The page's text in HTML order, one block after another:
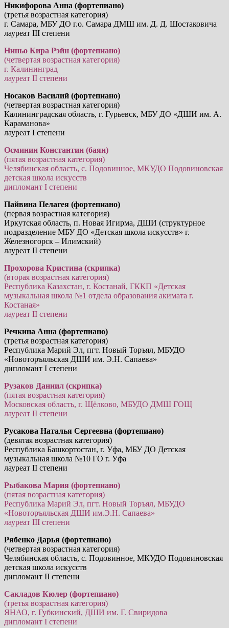
Никифорова Анна (фортепиано)
(третья возрастная категория)
г. Самара, МБУ ДО г.о. Самара ДМШ им. Д. Д. Шостаковича
лауреат III степени
Ниньо Кира Рэйн (фортепиано)
(четвертая возрастная категория)
г. Калининград
лауреат II степени
Носаков Василий (фортепиано)
(четвертая возрастная категория)
Калининградская область, г. Гурьевск, МБУ ДО «ДШИ им. А.
Караманова»
лауреат I степени
Осминин Константин (баян)
(пятая возрастная категория)
Челябинская область, с. Подовинное, МКУДО Подовиновская
детская школа искусств
дипломант I степени
Пайвина Пелагея (фортепиано)
(первая возрастная категория)
Иркутская область, п. Новая Игирма, ДШИ (структурное
подразделение МБУ ДО «Детская школа искусств» г.
Железногорск – Илимский)
лауреат II степени
Прохорова Кристина (скрипка)
(вторая возрастная категория)
Республика Казахстан, г. Костанай, ГККП «Детская
музыкальная школа №1 отдела образования акимата г.
Костаная»
лауреат II степени
Речкина Анна (фортепиано)
(третья возрастная категория)
Республика Марий Эл, пгт. Новый Торъял, МБУДО
«Новоторъяльская ДШИ им. Э.Н. Сапаева»
дипломант I степени
Рузаков Даниил (cкрипка)
(пятая возрастная категория)
Московская область, г. Щёлково, МБУДО ДМШ ГОЩ
лауреат II степени
Русакова Наталья Сергеевна (фортепиано)
(девятая возрастная категория)
Республика Башкортостан, г. Уфа, МБУ ДО Детская
музыкальная школа №10 ГО г. Уфа
лауреат II степени
Рыбакова Мария (фортепиано)
(пятая возрастная категория)
Республика Марий Эл, пгт. Новый Торъял, МБУДО
«Новоторъяльская ДШИ им.Э.Н. Сапаева»
лауреат III степени
Рябенко Дарья (фортепиано)
(четвертая возрастная категория)
Челябинская область, с. Подовинное, МКУДО Подовиновская
детская школа искусств
дипломант II степени
Сакладов Кюлер (фортепиано)
(третья возрастная категория)
ЯНАО, г. Губкинский, ДШИ им. Г. Свиридова
дипломант I степени